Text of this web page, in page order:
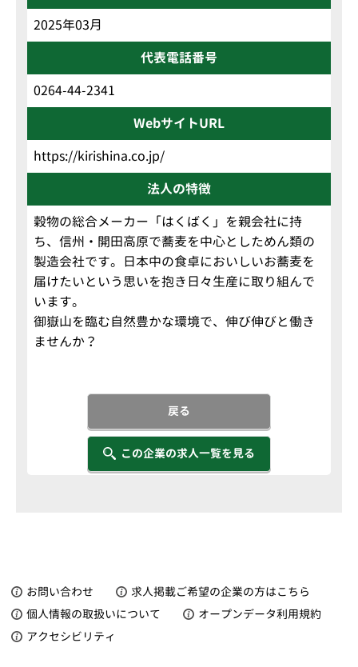
2025年03月
代表電話番号
0264-44-2341
WebサイトURL
https://kirishina.co.jp/
法人の特徴
穀物の総合メーカー「はくばく」を親会社に持
ち、信州・開田高原で蕎麦を中心としためん類の
製造会社です。日本中の食卓においしいお蕎麦を
届けたいという思いを抱き日々生産に取り組んで
います。
御嶽山を臨む自然豊かな環境で、伸び伸びと働き
ませんか？
戻る
この企業の求人一覧を見る
お問い合わせ
求人掲載ご希望の企業の方はこちら
個人情報の取扱いについて
オープンデータ利用規約
アクセシビリティ